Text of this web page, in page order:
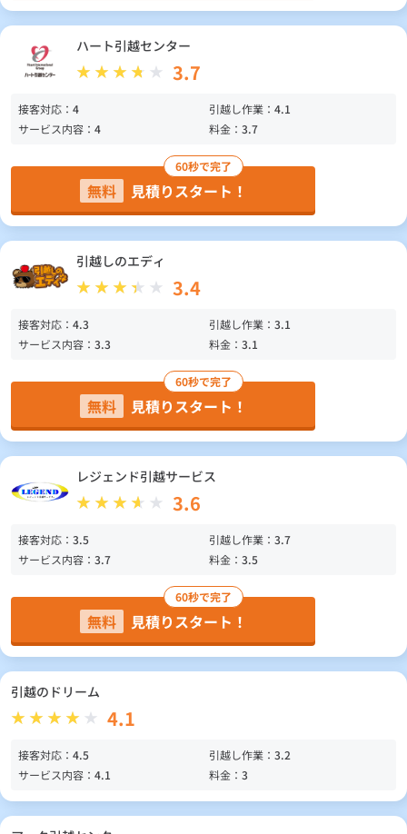
ハート引越センター
3.7
接客対応： 4 引越し作業： 4.1
サービス内容： 4 料金： 3.7
60秒で完了
無料 見積りスタート！
引越しのエディ
3.4
接客対応： 4.3 引越し作業： 3.1
サービス内容： 3.3 料金： 3.1
60秒で完了
無料 見積りスタート！
レジェンド引越サービス
3.6
接客対応： 3.5 引越し作業： 3.7
サービス内容： 3.7 料金： 3.5
60秒で完了
無料 見積りスタート！
引越のドリーム
4.1
接客対応： 4.5 引越し作業： 3.2
サービス内容： 4.1 料金： 3